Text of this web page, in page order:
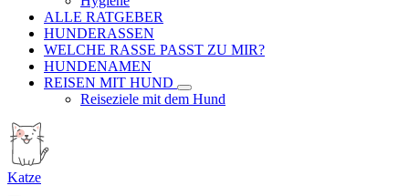
ALLE RATGEBER
HUNDERASSEN
WELCHE RASSE PASST ZU MIR?
HUNDENAMEN
REISEN MIT HUND
Reiseziele mit dem Hund
Katze